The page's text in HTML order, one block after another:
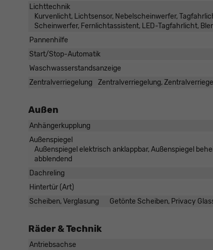
Lichttechnik
Kurvenlicht, Lichtsensor, Nebelscheinwerfer,
Scheinwerfer, Fernlichtassistent, LED-Tagfahrlicht,
Pannenhilfe
Start/Stop-Automatik
Waschwasserstandsanzeige
Zentralverriegelung
Zentralverriegelung,
Außen
Anhängerkupplung
Außenspiegel
Außenspiegel elektrisch anklappbar, Außenspiegel
abblendend
Dachreling
Hintertür (Art)
Scheiben, Verglasung
Getönte Scheiben, Privacy
Räder & Technik
Antriebsachse